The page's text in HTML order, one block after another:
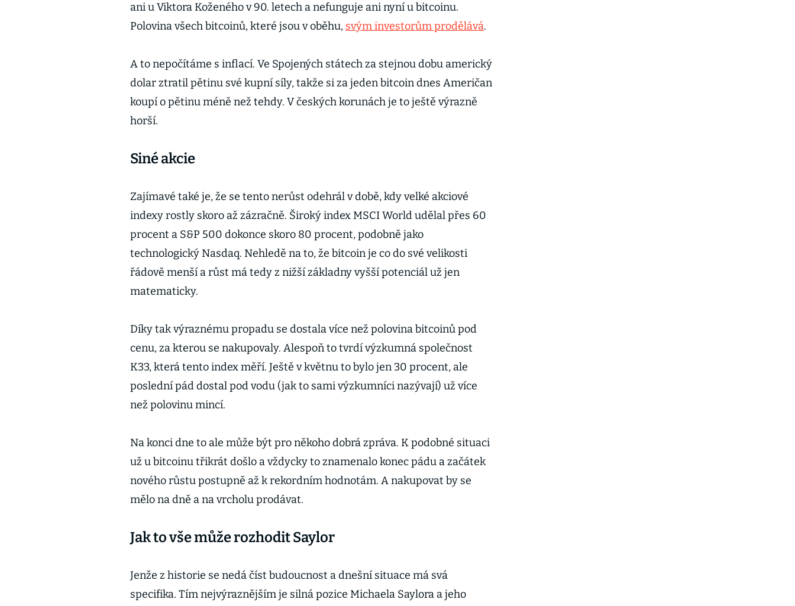
ani u Viktora Koženého v 90. letech a nefunguje ani nyní u bitcoinu.
Polovina všech bitcoinů, které jsou v oběhu, svým investorům prodělává.
A to nepočítáme s inflací. Ve Spojených státech za stejnou dobu americký
dolar ztratil pětinu své kupní síly, takže si za jeden bitcoin dnes Američan
koupí o pětinu méně než tehdy. V českých korunách je to ještě výrazně
horší.
Siné akcie
Zajímavé také je, že se tento nerůst odehrál v době, kdy velké akciové
indexy rostly skoro až zázračně. Široký index MSCI World udělal přes 60
procent a S&P 500 dokonce skoro 80 procent, podobně jako
technologický Nasdaq. Nehledě na to, že bitcoin je co do své velikosti
řádově menší a růst má tedy z nižší základny vyšší potenciál už jen
matematicky.
Díky tak výraznému propadu se dostala více než polovina bitcoinů pod
cenu, za kterou se nakupovaly. Alespoň to tvrdí výzkumná společnost
K33, která tento index měří. Ještě v květnu to bylo jen 30 procent, ale
poslední pád dostal pod vodu (jak to sami výzkumníci nazývají) už více
než polovinu mincí.
Na konci dne to ale může být pro někoho dobrá zpráva. K podobné situaci
už u bitcoinu třikrát došlo a vždycky to znamenalo konec pádu a začátek
nového růstu postupně až k rekordním hodnotám. A nakupovat by se
mělo na dně a na vrcholu prodávat.
Jak to vše může rozhodit Saylor
Jenže z historie se nedá číst budoucnost a dnešní situace má svá
specifika. Tím nejvýraznějším je silná pozice Michaela Saylora a jeho